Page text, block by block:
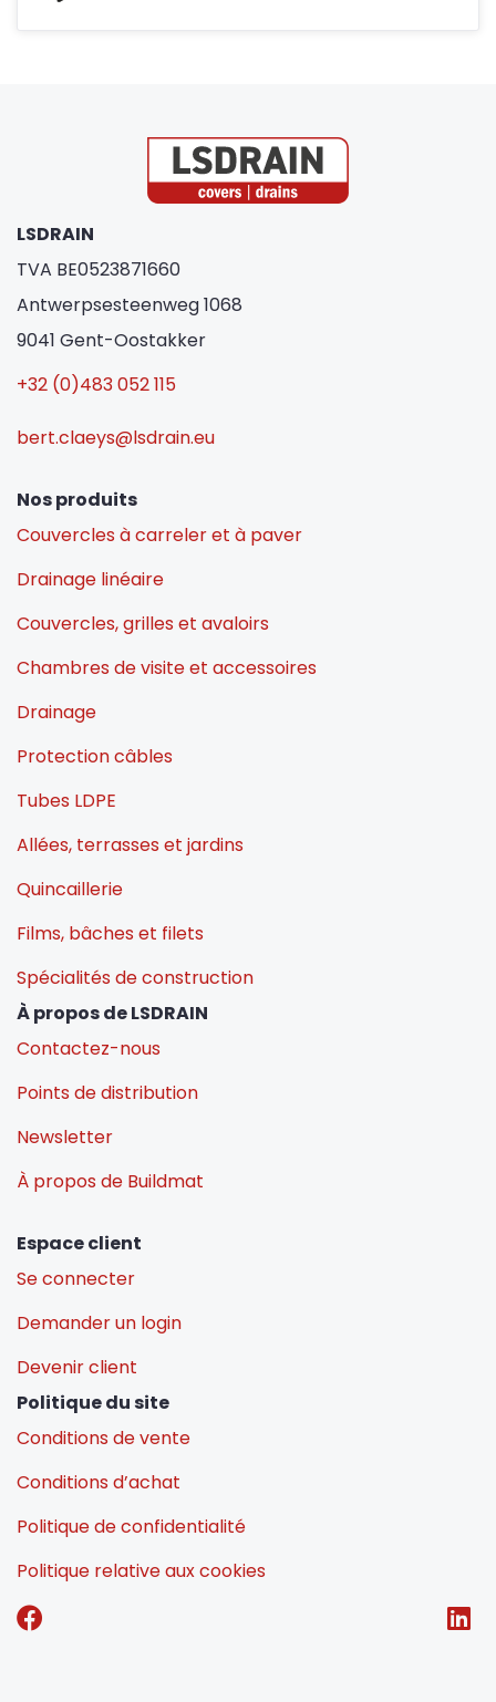
LSDRAIN
TVA BE0523871660
Antwerpsesteenweg 1068
9041 Gent-Oostakker
+32 (0)483 052 115
bert.claeys@lsdrain.eu
Nos produits
Couvercles à carreler et à paver
Drainage linéaire
Couvercles, grilles et avaloirs
Chambres de visite et accessoires
Drainage
Protection câbles
Tubes LDPE
Allées, terrasses et jardins
Quincaillerie
Films, bâches et filets
Spécialités de construction
À propos de LSDRAIN
Contactez-nous
Points de distribution
Newsletter
À propos de Buildmat
Espace client
Se connecter
Demander un login
Devenir client
Politique du site
Conditions de vente
Conditions d’achat
Politique de confidentialité
Politique relative aux cookies